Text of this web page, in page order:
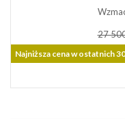
Cena
27
Najniższa cena w ostatnich